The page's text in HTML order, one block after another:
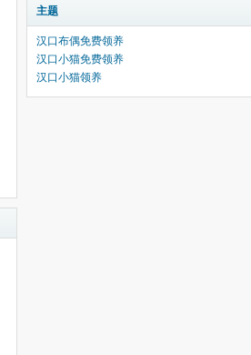
主题
汉口布偶免费领养
汉口小猫免费领养
汉口小猫领养